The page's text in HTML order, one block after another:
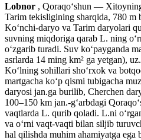
Lobnor , Qoraqoʻshun —
Tarim tekisligining sharqida, 780 m
Koʻnchi-daryo va Tarim daryolari
suvning miqdoriga qarab L. ning
oʻzgarib turadi. Suv koʻpayganda
asrlarda 14 ming km² ga yetgan),
Koʻlning sohillari shoʻrxok va
martgacha koʻp qismi tubigacha
daryosi jan.ga burilib, Cherchen
100–150 km jan.-gʻarbdagi
vaqtlarda L. qurib qoladi. L.ni
va oʻrni vaqt-vaqti bilan siljib
hal qilishda muhim ahamiyatga ega